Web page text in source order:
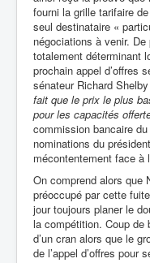
fourni la grille tarifaire
seul destinataire «
négociations à venir.
totalement déterminant
prochain appel d’offres
sénateur Richard
fait que le prix le plus
pour les capacités
commission bancaire
nominations du
mécontentement face à
On comprend alors que
préoccupé par cette
jour toujours planer le
la compétition. Coup de
d’un cran alors que le
de l’appel d’offres pour